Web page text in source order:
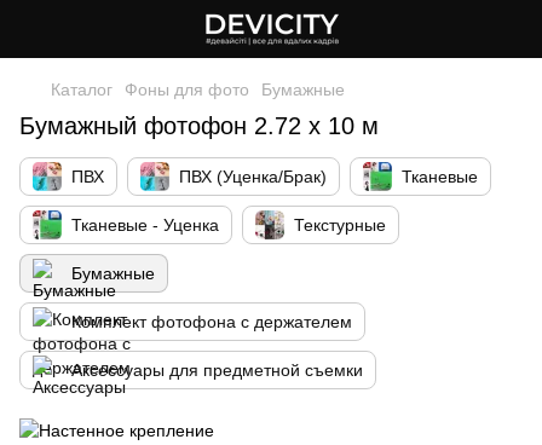
Каталог Фоны для фото Бумажные
Бумажный фотофон 2.72 х 10 м
ПВХ ПВХ (Уценка/Брак) Тканевые
Тканевые - Уценка Текстурные
Бумажные
Комплект фотофона с держателем
Аксессуары для предметной съемки